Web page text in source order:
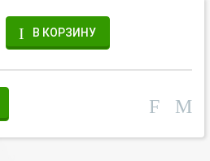
В КОРЗИНУ